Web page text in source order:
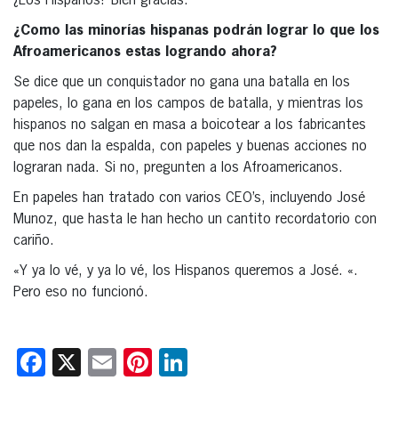
¿Como las minorías hispanas podrán lograr lo que los
Afroamericanos estas logrando ahora?
Se dice que un conquistador no gana una batalla en los
papeles, lo gana en los campos de batalla, y mientras los
hispanos no salgan en masa a boicotear a los fabricantes
que nos dan la espalda, con papeles y buenas acciones no
lograran nada. Si no, pregunten a los Afroamericanos.
En papeles han tratado con varios CEO’s, incluyendo José
Munoz, que hasta le han hecho un cantito recordatorio con
cariño.
«Y ya lo vé, y ya lo vé, los Hispanos queremos a José. «.
Pero eso no funcionó.
Facebook
X EmailPinterest